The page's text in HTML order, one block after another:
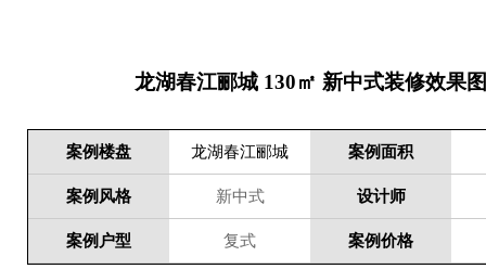
龙湖春江郦城 130㎡ 新中式装修效果图
案例楼盘 龙湖春江郦城 案例面积
案例风格 新中式 设计师
案例户型 复式 案例价格